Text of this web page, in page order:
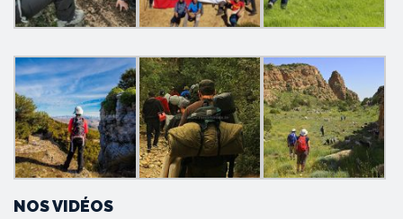
NOS VIDÉOS